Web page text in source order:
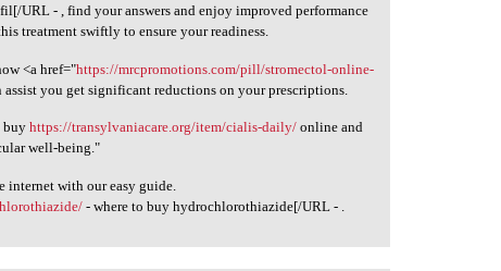
URL - , find your answers and enjoy improved performance
treatment swiftly to ensure your readiness.
<a href="https://mrcpromotions.com/pill/stromectol-online-
you get significant reductions on your prescriptions.
buyhttps://transylvaniacare.org/item/cialis-daily/ online and
well-being."
internet with our easy guide.
- where to buy hydrochlorothiazide[/URL - .